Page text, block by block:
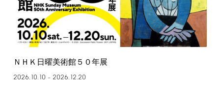
ＮＨＫ日曜美術館５０年展
2026.10.10 – 2026.12.20